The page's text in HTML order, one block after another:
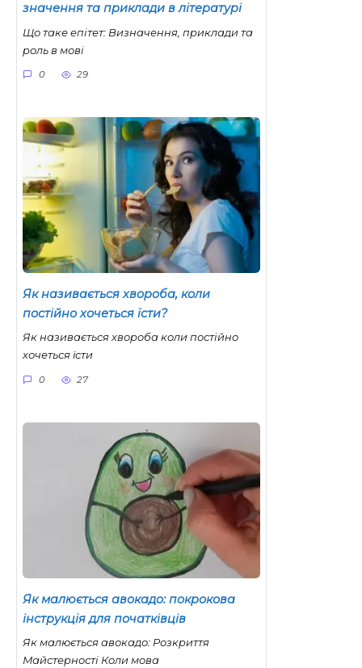
значення та приклади в літературі
Що таке епітет: Визначення, приклади та
роль в мові
0 29
Як називається хвороба, коли
постійно хочеться їсти?
Як називається хвороба коли постійно
хочеться їсти
0 27
Як малюється авокадо: покрокова
інструкція для початківців
Як малюється авокадо: Розкриття
Майстерності Коли мова